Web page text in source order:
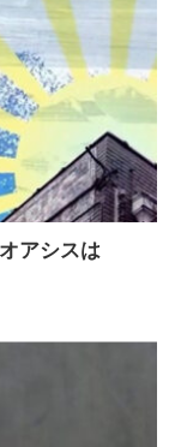
アシスは